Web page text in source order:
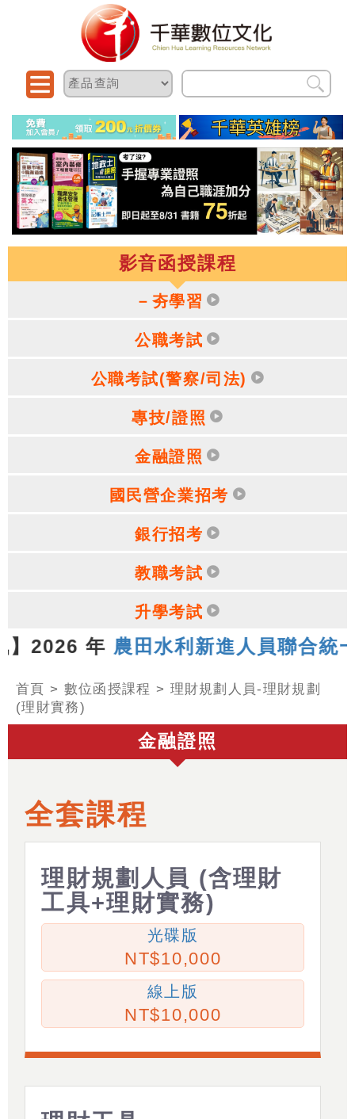
影音函授課程
－夯學習
公職考試
公職考試(警察/司法)
專技/證照
金融證照
國民營企業招考
銀行招考
教職考試
升學考試
年農田水利新進人員聯合統一考試
首頁 > 數位函授課程 > 理財規劃人員-理財規劃
(理財實務)
金融證照
全套課程
理財規劃人員 (含理財
工具+理財實務)
光碟版
10,000
線上版
10,000